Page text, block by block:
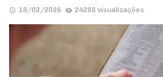
18/02/2026 24288 visualizações